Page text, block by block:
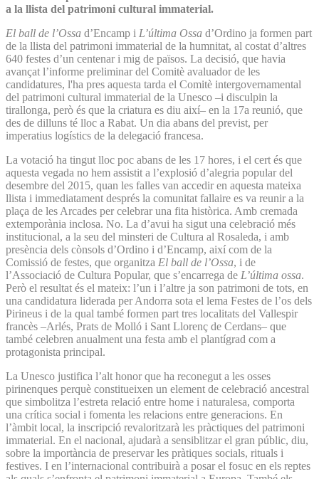
a la llista del patrimoni cultural immaterial.
El ball de l’Ossa d’Encamp i L’última Ossa d’Ordino ja formen part
de la llista del patrimoni immaterial de la humnitat, al costat d’altres
640 festes d’un centenar i mig de països. La decisió, que havia
avançat l’informe preliminar del Comitè avaluador de les
candidatures, l'ha pres aquesta tarda el Comitè intergovernamental
del patrimoni cultural immaterial de la Unesco –i disculpin la
tirallonga, però és que la criatura es diu així– en la 17a reunió, que
des de dilluns té lloc a Rabat. Un dia abans del previst, per
imperatius logístics de la delegació francesa.
La votació ha tingut lloc poc abans de les 17 hores, i el cert és que
aquesta vegada no hem assistit a l’explosió d’alegria popular del
desembre del 2015, quan les falles van accedir en aquesta mateixa
llista i immediatament després la comunitat fallaire es va reunir a la
plaça de les Arcades per celebrar una fita històrica. Amb cremada
extemporània inclosa. No. La d’avui ha sigut una celebració més
institucional, a la seu del minsteri de Cultura al Rosaleda, i amb
presència dels cònsols d’Ordino i d’Encamp, així com de la
Comissió de festes, que organitza El ball de l’Ossa, i de
l’Associació de Cultura Popular, que s’encarrega de L’última ossa.
Però el resultat és el mateix: l’un i l’altre ja son patrimoni de tots, en
una candidatura liderada per Andorra sota el lema Festes de l’os dels
Pirineus i de la qual també formen part tres localitats del Vallespir
francès –Arlés, Prats de Molló i Sant Llorenç de Cerdans– que
també celebren anualment una festa amb el plantígrad com a
protagonista principal.
La Unesco justifica l’alt honor que ha reconegut a les osses
pirinenques perquè constitueixen un element de celebració ancestral
que simbolitza l’estreta relació entre home i naturalesa, comporta
una crítica social i fomenta les relacions entre generacions. En
l’àmbit local, la inscripció revaloritzarà les pràctiques del patrimoni
immaterial. En el nacional, ajudarà a sensiblitzar el gran públic, diu,
sobre la importància de preservar les pràtiques socials, rituals i
festives. I en l’internacional contribuirà a posar el fosuc en els reptes